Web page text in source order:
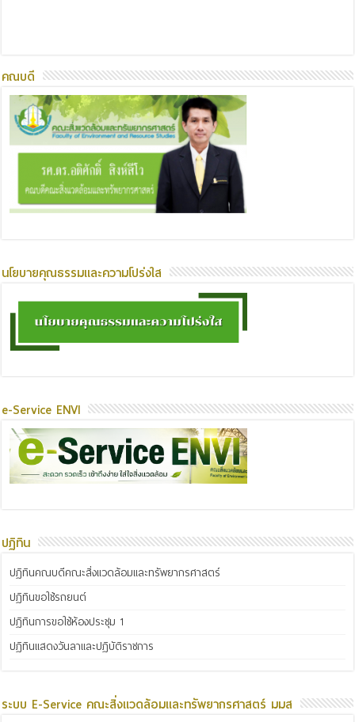
คณบดี
นโยบายคุณธรรมและความโปร่งใส
e-Service ENVI
ปฏิทิน
ปฏิทินคณบดีคณะสิ่งแวดล้อมและทรัพยากรศาสตร์
ปฏิทินขอใช้รถยนต์
ปฏิทินการขอใช้ห้องประชุม 1
ปฏิทินแสดงวันลาและปฏิบัติราชการ
ระบบ E-Service คณะสิ่งแวดล้อมและทรัพยากรศาสตร์ มมส